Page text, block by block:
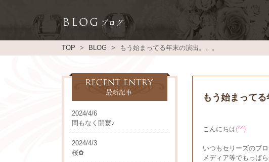
TOP BLOG もう始まってる年末の演出。。。
2024/4/6
間もなく開宴♪
2024/4/3
桜✿
もう始まってる
こんにちは(^^)
いつもセリーズのブ
メディア等でもっぱ